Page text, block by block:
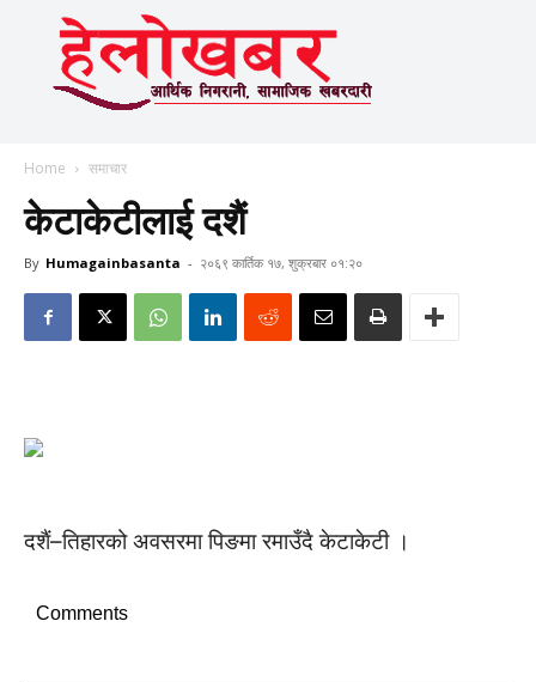
Home समाचार
केटाकेटीलाई दशैं
By Humagainbasanta - २०६९ कार्तिक १७, शुक्रबार ०१:२०
दशैं–तिहारको अवसरमा पिङमा रमाउँदै केटाकेटी ।
Comments